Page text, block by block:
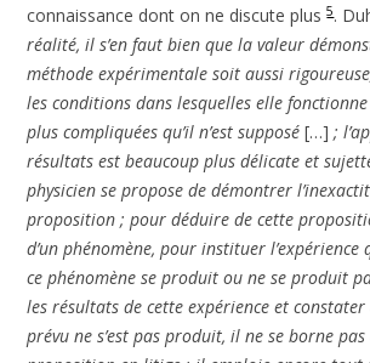
connaissance dont on ne discute plus5.
réalité, il s’en faut bien que la valeur
méthode expérimentale soit aussi
les conditions dans lesquelles elle
plus compliquées qu’il n’est supposé[…] ;
résultats est beaucoup plus délicate et
physicien se propose de démontrer
proposition ; pour déduire de cette
d’un phénomène, pour instituer
ce phénomène se produit ou ne se produit
les résultats de cette expérience et
prévu ne s’est pas produit, il ne se borne